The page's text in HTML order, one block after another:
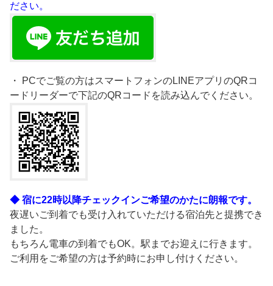
ださい。
・ PCでご覧の方はスマートフォンのLINEアプリのQRコ
ードリーダーで下記のQRコードを読み込んでください。
◆ 宿に22時以降チェックインご希望のかたに朗報です。
夜遅いご到着でも受け入れていただける宿泊先と提携でき
ました。
もちろん電車の到着でもOK。駅までお迎えに行きます。
ご利用をご希望の方は予約時にお申し付けください。